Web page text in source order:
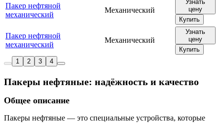
Пакер нефтяной
механический
Механический
Узнать
цену
Купить
Пакер нефтяной
механический
Механический
Узнать
цену
Купить
1
2 3 4
Пакеры нефтяные: надёжность и качество
Общее описание
Пакеры нефтяные — это специальные устройства, которые